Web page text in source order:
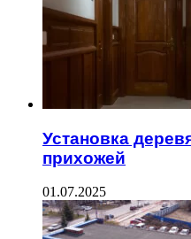
Установка
прихожей
01.07.2025